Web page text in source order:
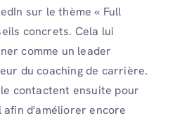
sur le thème « Full
concrets. Cela lui
comme un leader
du coaching de carrière.
contactent ensuite pour
afin d'améliorer encore